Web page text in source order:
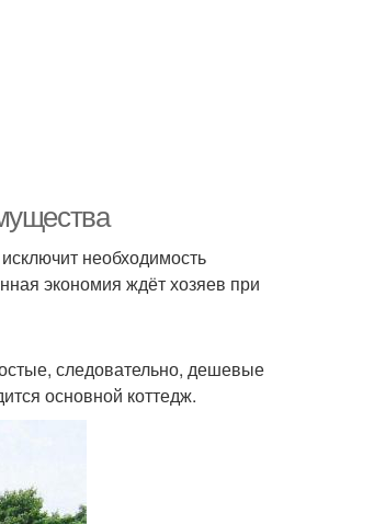
необходимость
экономия ждёт хозяев при
следовательно, дешевые
основной коттедж.